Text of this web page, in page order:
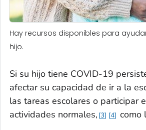
Hay recursos disponibles para
hijo.
Si su hijo tiene COVID-19
afectar su capacidad de ir a la
las tareas escolares o participar
actividades normales, 3 4 como